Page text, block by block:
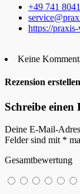
+49 741 8041
https://
Keine
Rezension erstellen
Schreibe einen
Deine E-Mail-
Felder sind mit *
Gesamtbewertung